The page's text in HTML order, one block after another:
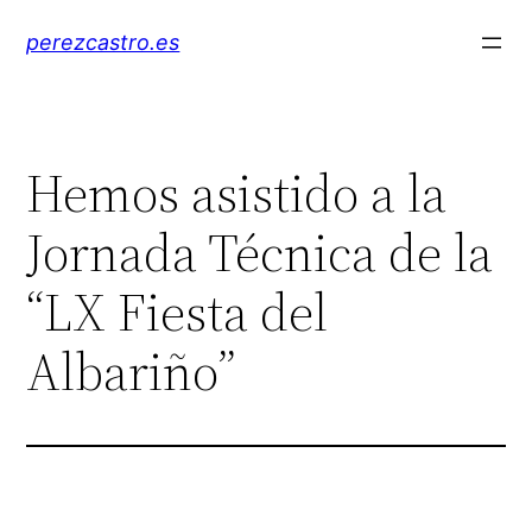
perezcastro.es
Hemos asistido a la
Jornada Técnica de la
“LX Fiesta del
Albariño”